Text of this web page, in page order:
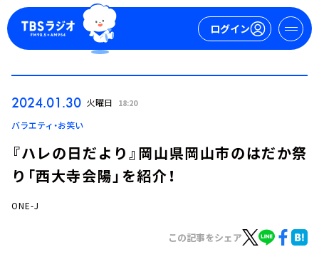
ログイン
ログイン
2024.01.30 火曜日 18:20
バラエティ・お笑い
『ハレの日だより』岡山県岡山市のはだか祭
り「西大寺会陽」を紹介！
ONE-J
この記事をシェア